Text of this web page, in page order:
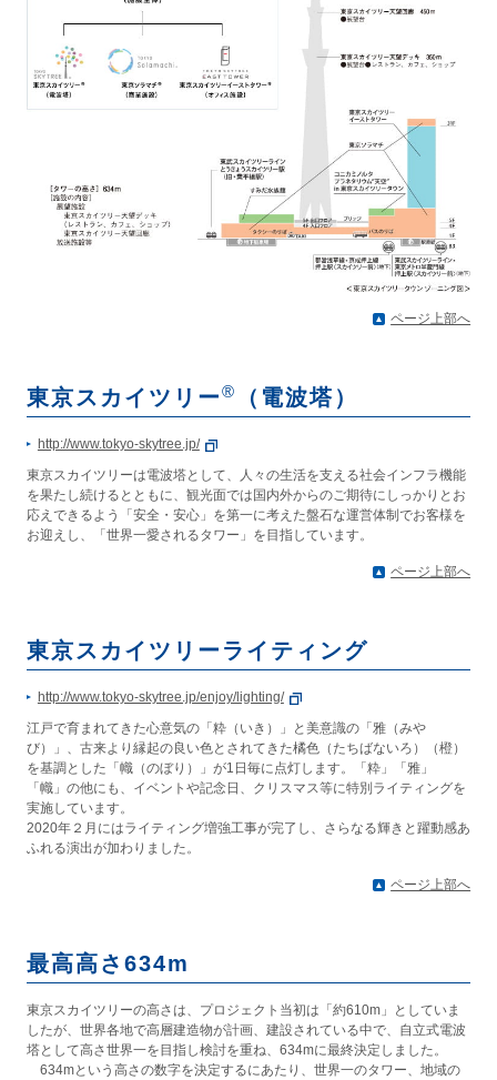
ページ上部へ
東京スカイツリー® （電波塔）
http://www.tokyo-skytree.jp/
東京スカイツリーは電波塔として、人々の生活を支える社会インフラ機能
を果たし続けるとともに、観光面では国内外からのご期待にしっかりとお
応えできるよう「安全・安心」を第一に考えた盤石な運営体制でお客様を
お迎えし、「世界一愛されるタワー」を目指しています。
ページ上部へ
東京スカイツリーライティング
http://www.tokyo-skytree.jp/enjoy/lighting/
江戸で育まれてきた心意気の「粋（いき）」と美意識の「雅（みや
び）」、古来より縁起の良い色とされてきた橘色（たちばないろ）（橙）
を基調とした「幟（のぼり）」が1日毎に点灯します。「粋」「雅」
「幟」の他にも、イベントや記念日、クリスマス等に特別ライティングを
実施しています。
2020年２月にはライティング増強工事が完了し、さらなる輝きと躍動感あ
ふれる演出が加わりました。
ページ上部へ
最高高さ634m
東京スカイツリーの高さは、プロジェクト当初は「約610m」としていま
したが、世界各地で高層建造物が計画、建設されている中で、自立式電波
塔として高さ世界一を目指し検討を重ね、634mに最終決定しました。
634mという高さの数字を決定するにあたり、世界一のタワー、地域の